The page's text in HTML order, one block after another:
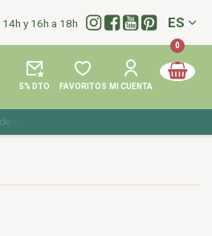
14h y 16h a 18h Idioma:
ES
5% DTO FAVORITOS MI CUENTA
0
☀️ ¡Del 27 julio al 9 agosto!